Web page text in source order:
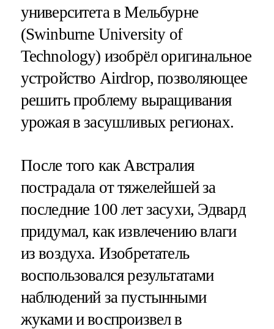
университета в Мельбурне
(Swinburne University of
Technology) изобрёл оригинальное
устройство Airdrop, позволяющее
решить проблему выращивания
урожая в засушливых регионах.
После того как Австралия
пострадала от тяжелейшей за
последние 100 лет засухи, Эдвард
придумал, как извлечению влаги
из воздуха. Изобретатель
воспользовался результатами
наблюдений за пустынными
жуками и воспроизвел в